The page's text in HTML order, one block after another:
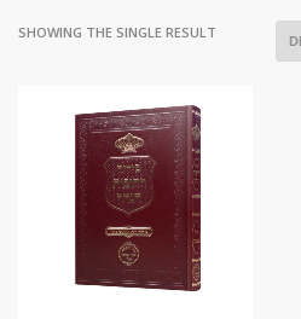
SHOWING THE SINGLE RESULT